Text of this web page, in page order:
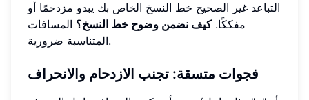
التباعد غير الصحيح خط النسخ الخاص بك يبدو مزدحمًا أو
مفككًا.كيف نضمن وضوح خط النسخ؟ المسافات
المتناسبة ضرورية.
فجوات متسقة: تجنب الازدحام والانحراف